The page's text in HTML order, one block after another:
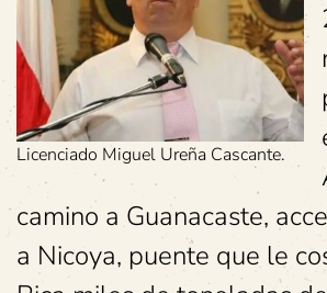
Licenciado Miguel Ureña Cascante.
camino a Guanacaste,
a Nicoya, puente que le